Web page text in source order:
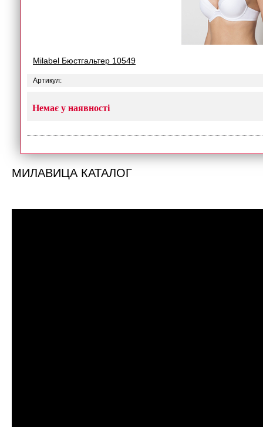
Milabel Бюстгальтер 10549
Артикул:
Немає у наявності
МИЛАВИЦА КАТАЛОГ